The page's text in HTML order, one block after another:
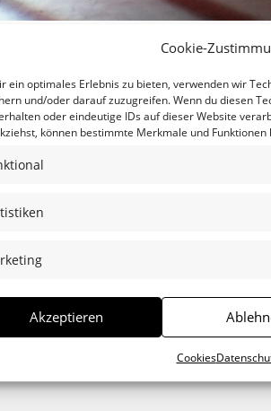
Cookie-
ein optimales Erlebnis zu bieten, verwenden wir
und/oder darauf zuzugreifen. Wenn du diesen
oder eindeutige IDs auf dieser Website
können bestimmte Merkmale und
Akzeptieren
Cookies
Erforderliche Felder sind mit*